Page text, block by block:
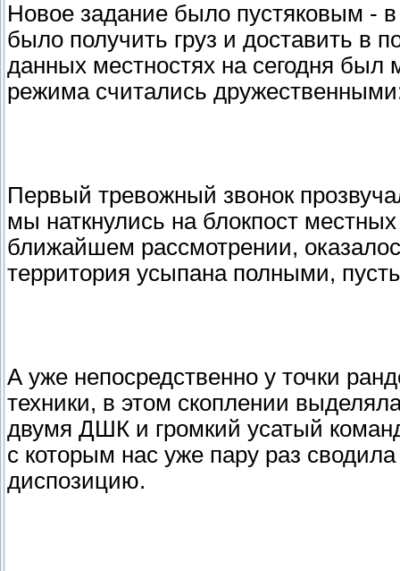
Новое задание было пустяковым -
было получить груз и доставить в
данных местностях на сегодня был
режима считались
Первый тревожный звонок
мы наткнулись на блокпост
ближайшем рассмотрении,
территория усыпана полными,
А уже непосредственно у точки
техники, в этом скоплении
двумя ДШК и громкий усатый
с которым нас уже пару раз
диспозицию.